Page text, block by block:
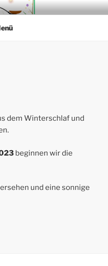
gibt
dem Winterschlaf und
beginnen wir die
und eine sonnige